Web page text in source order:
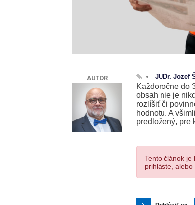
JUDr. Jozef
Každoročne do
obsah nie je
rozlíšiť či
hodnotu. A
predložený, pre
Tento článok je
prihláste, alebo
AUTOR